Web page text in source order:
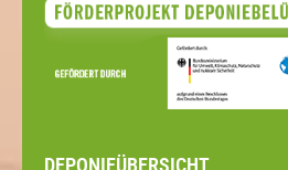
DEPONIEÜBERSICHT